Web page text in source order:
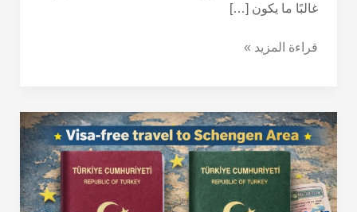
غالبًا ما يكون […]
قراءة المزيد »
جواز
السفر
الأخضر
التركي
ومنطقة